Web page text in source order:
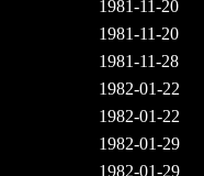
1981-11-20
1981-11-20
1981-11-28
1982-01-22
1982-01-22
1982-01-29
1982-01-29